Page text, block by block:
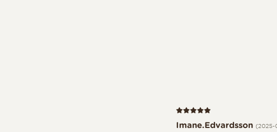
Recension 5 av 5
Imane.Edvardsson (2025-